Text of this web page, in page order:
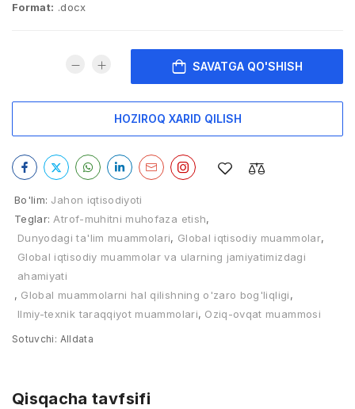
Format: .docx
SAVATGA QO'SHISH
HOZIROQ XARID QILISH
Bo'lim: Jahon iqtisodiyoti
Teglar: Atrof-muhitni muhofaza etish,
Dunyodagi ta'lim muammolari, Global iqtisodiy muammolar,
Global iqtisodiy muammolar va ularning jamiyatimizdagi
ahamiyati
, Global muammolarni hal qilishning o'zaro bog'liqligi,
Ilmiy-texnik taraqqiyot muammolari, Oziq-ovqat muammosi
Sotuvchi: Alldata
Qisqacha tavfsifi